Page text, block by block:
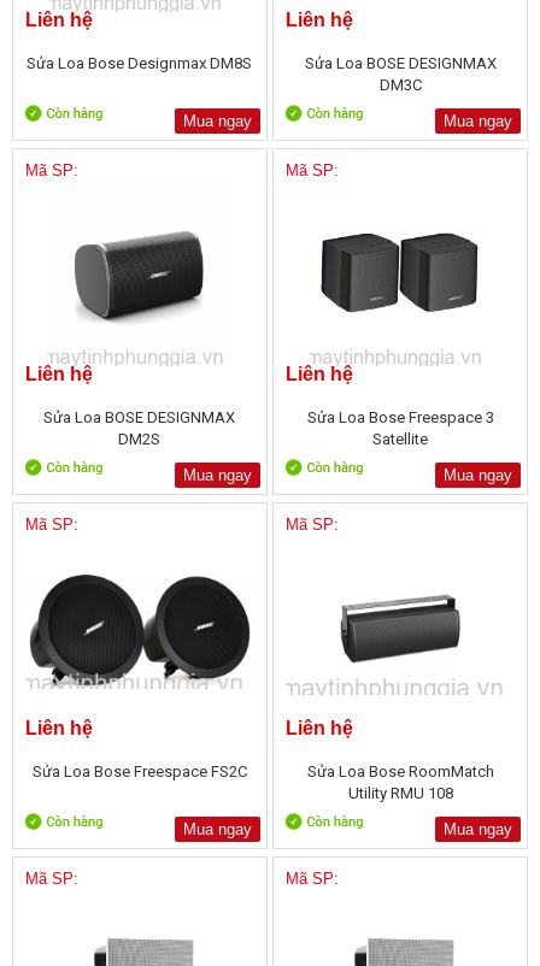
Liên hệ
Sửa Loa Bose Designmax DM8S
Mua ngay
Liên hệ
Sửa Loa BOSE DESIGNMAX
DM3C
Mua ngay
Mã SP:
Liên hệ
Sửa Loa BOSE DESIGNMAX
DM2S
Mua ngay
Mã SP:
Liên hệ
Sửa Loa Bose Freespace 3
Satellite
Mua ngay
Mã SP:
Liên hệ
Sửa Loa Bose Freespace FS2C
Mua ngay
Mã SP:
Liên hệ
Sửa Loa Bose RoomMatch
Utility RMU 108
Mua ngay
Mã SP: Mã SP: